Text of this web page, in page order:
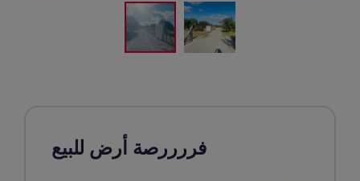
فررررصة أرض للبيع